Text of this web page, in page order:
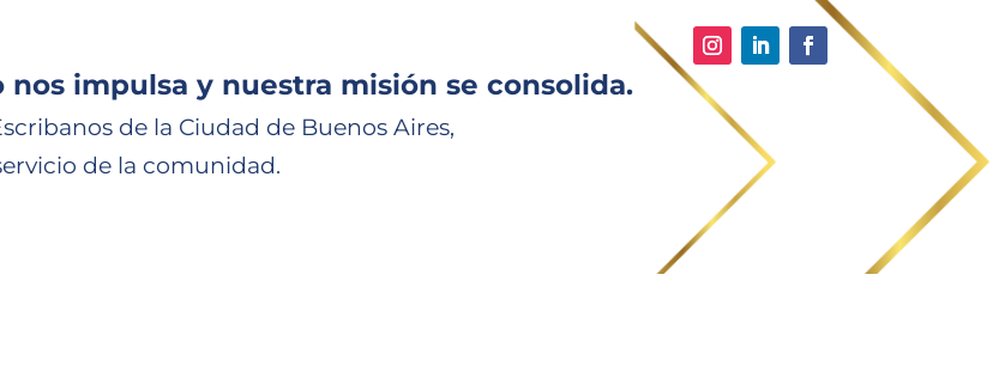
nos impulsa y nuestra misión se consolida.
de la Ciudad de Buenos Aires,
de la comunidad.